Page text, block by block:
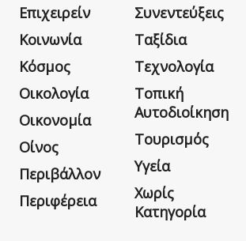
Επιχειρείν
Κοινωνία
Κόσμος
Οικολογία
Οικονομία
Οίνος
Περιβάλλον
Περιφέρεια
Συνεντεύξεις
Ταξίδια
Τεχνολογία
Τοπική
Αυτοδιοίκηση
Τουρισμός
Υγεία
Χωρίς
Κατηγορία